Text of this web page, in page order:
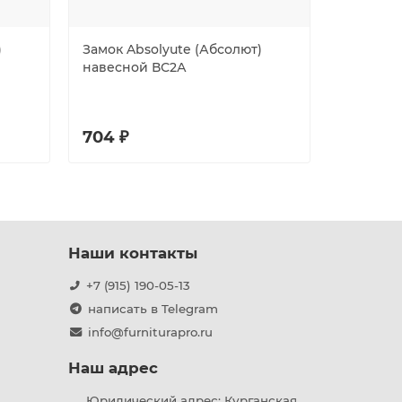
Замок Absolyute (Абсолют)
навесной ВС2А
704 ₽
Наши контакты
+7 (915) 190-05-13
написать в Telegram
info@furniturapro.ru
Наш адрес